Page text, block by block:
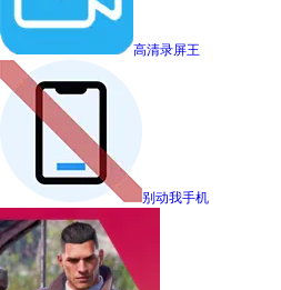
高清录屏王
别动我手机